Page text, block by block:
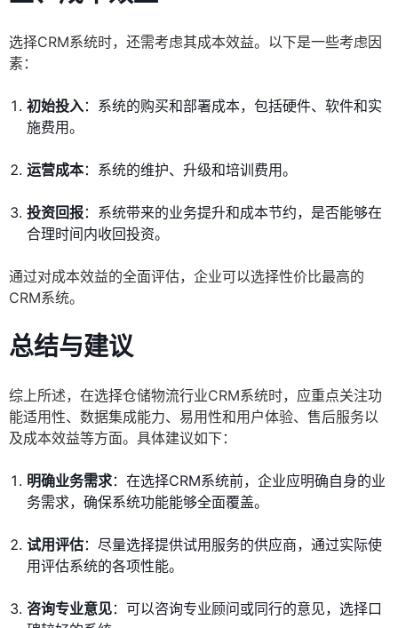
选择CRM系统时，还需考虑其成本效益。以下是一些考虑因
素：
初始投入：系统的购买和部署成本，包括硬件、软件和实
施费用。
运营成本：系统的维护、升级和培训费用。
投资回报：系统带来的业务提升和成本节约，是否能够在
合理时间内收回投资。
通过对成本效益的全面评估，企业可以选择性价比最高的
CRM系统。
总结与建议
综上所述，在选择仓储物流行业CRM系统时，应重点关注功
能适用性、数据集成能力、易用性和用户体验、售后服务以
及成本效益等方面。具体建议如下：
明确业务需求：在选择CRM系统前，企业应明确自身的业
务需求，确保系统功能能够全面覆盖。
试用评估：尽量选择提供试用服务的供应商，通过实际使
用评估系统的各项性能。
咨询专业意见：可以咨询专业顾问或同行的意见，选择口